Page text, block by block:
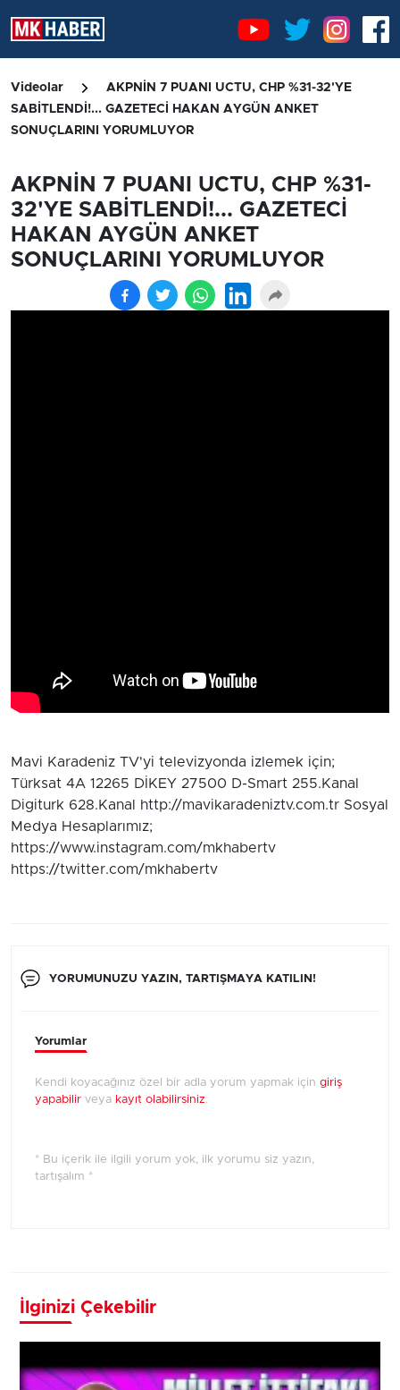
Videolar
AKPNİN 7 PUANI UCTU, CHP %31-32'YE
SABİTLENDİ!... GAZETECİ HAKAN AYGÜN ANKET
SONUÇLARINI YORUMLUYOR
AKPNİN 7 PUANI UCTU, CHP %31-
32'YE SABİTLENDİ!... GAZETECİ
HAKAN AYGÜN ANKET
SONUÇLARINI YORUMLUYOR
Mavi Karadeniz TV'yi televizyonda izlemek için;
Türksat 4A 12265 DİKEY 27500 D-Smart 255.Kanal
Digiturk 628.Kanal http://mavikaradeniztv.com.tr Sosyal
Medya Hesaplarımız;
https://www.instagram.com/mkhabertv
https://twitter.com/mkhabertv
YORUMUNUZU YAZIN, TARTIŞMAYA KATILIN!
Yorumlar
Kendi koyacağınız özel bir adla yorum yapmak için giriş
yapabilir veya kayıt olabilirsiniz.
* Bu içerik ile ilgili yorum yok, ilk yorumu siz yazın,
tartışalım *
İlginizi Çekebilir